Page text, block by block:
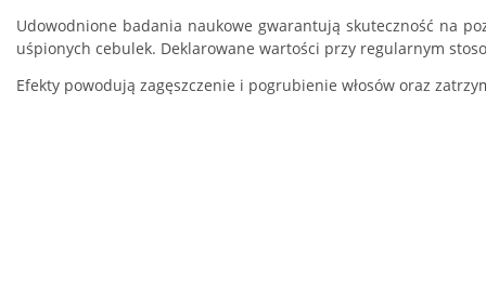
Udowodnione badania naukowe gwarantują skuteczność na
uśpionych cebulek. Deklarowane wartości przy regularnym
Efekty powodują zagęszczenie i pogrubienie włosów oraz